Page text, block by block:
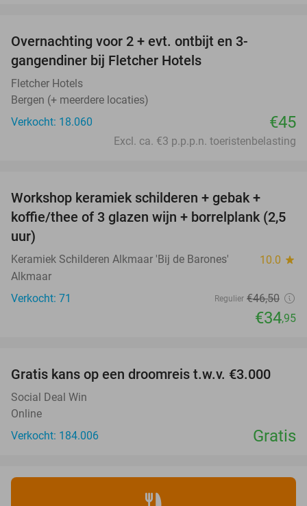
Overnachting voor 2 + evt. ontbijt en 3-
gangendiner bij Fletcher Hotels
Fletcher Hotels
Bergen (+ meerdere locaties)
Verkocht: 18.060
€45
Excl. ca. €3 p.p.p.n. toeristenbelasting
Workshop keramiek schilderen + gebak +
koffie/thee of 3 glazen wijn + borrelplank (2,5
uur)
Keramiek Schilderen Alkmaar 'Bij de Barones' 10.0 star
Alkmaar
Verkocht: 71
Regulier €46,50
€34,95
Gratis kans op een droomreis t.w.v. €3.000
Social Deal Win
Online
Verkocht: 184.006
Gratis